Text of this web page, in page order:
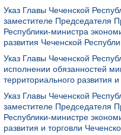
Указ Главы Чеченской
заместителе Председателя
Республики-министра
развития Чеченской
Указ Главы Чеченской
исполнении обязанностей
территориального развития
Указ Главы Чеченской
заместителе Председателя
Республики-министре
развития и торговли